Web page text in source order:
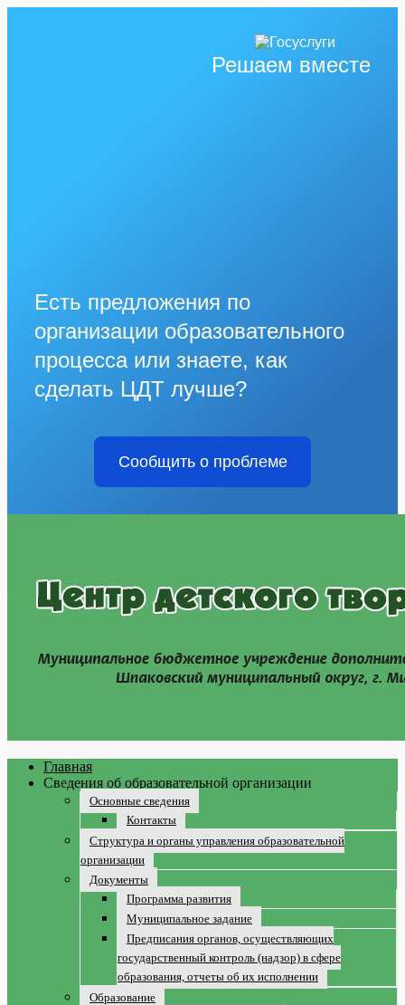
Решаем вместе
Есть предложения по
организации образовательного
процесса или знаете, как
сделать ЦДТ лучше?
Сообщить о проблеме
Главная
Сведения об образовательной организации
Основные сведения
Контакты
Структура и органы управления образовательной
организации
Документы
Программа развития
Муниципальное задание
Предписания органов, осуществляющих
государственный контроль (надзор) в сфере
образования, отчеты об их исполнении
Образование